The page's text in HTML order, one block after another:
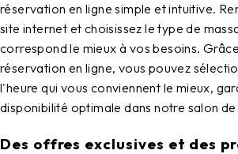
réservation en ligne simple et intuitive.
site internet et choisissez le type de
correspond le mieux à vos besoins.
réservation en ligne, vous pouvez
l'heure qui vous conviennent le mieux,
disponibilité optimale dans notre salon
Des offres exclusives et des